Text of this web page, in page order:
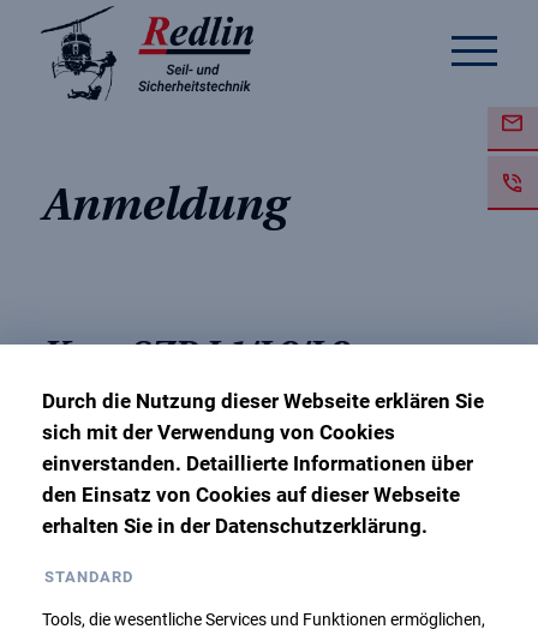
Anmeldung
21. Oktober 2024 – 25. Oktober 2024
Ausbildungsbasis Hannover
nur über die Warteliste statt. Bitte nehmen
Sie ggfs. Kontakt mit uns auf!
Durch die Nutzung dieser Webseite erklären Sie
sich mit der Verwendung von Cookies
einverstanden. Detaillierte Informationen über
den Einsatz von Cookies auf dieser Webseite
erhalten Sie in der Datenschutzerklärung.
STANDARD
Tools, die wesentliche Services und Funktionen ermöglichen,